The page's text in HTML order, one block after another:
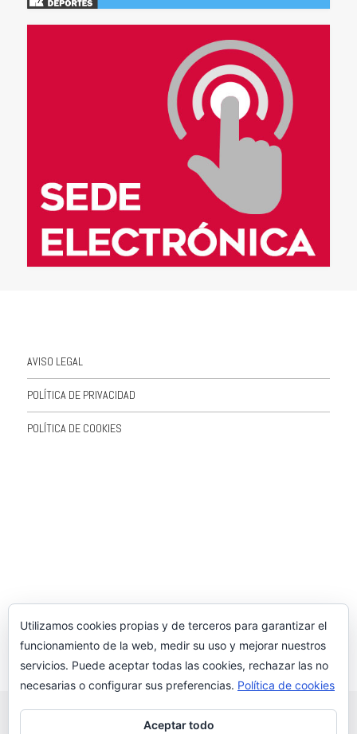
AVISO LEGAL
POLÍTICA DE PRIVACIDAD
POLÍTICA DE COOKIES
Utilizamos cookies propias y de terceros para garantizar el
funcionamiento de la web, medir su uso y mejorar nuestros
servicios. Puede aceptar todas las cookies, rechazar las no
necesarias o configurar sus preferencias. Política de cookies
Aceptar todo